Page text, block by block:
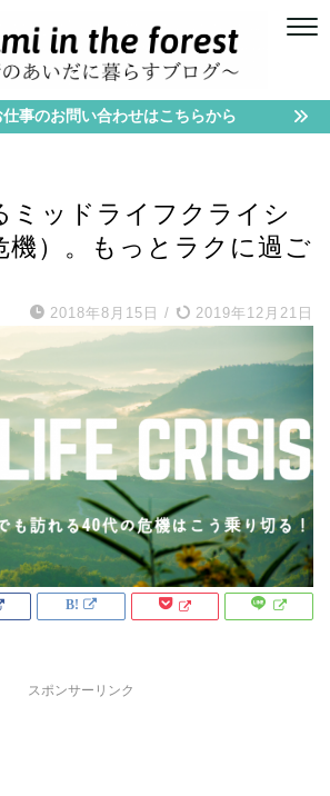
事のお問い合わせはこちらから
ミッドライフクライシ
機）。もっとラクに過ご
2018年8月15日 / 2019年12月21日
スポンサーリンク